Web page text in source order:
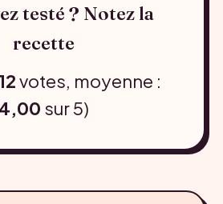
testé ? Notez la
recette
votes, moyenne :
4,00 sur 5)